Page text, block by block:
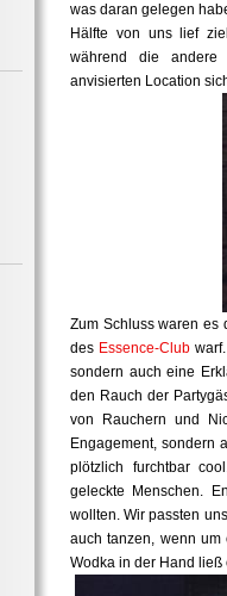
was daran gelegen
Hälfte von uns lief
während die andere
anvisierten Location
Zum Schluss waren
des Essence-Club
sondern auch eine
den Rauch der
von Rauchern und
Engagement, sondern
plötzlich furchtbar
geleckte Menschen.
wollten. Wir passten
auch tanzen, wenn
Wodka in der Hand